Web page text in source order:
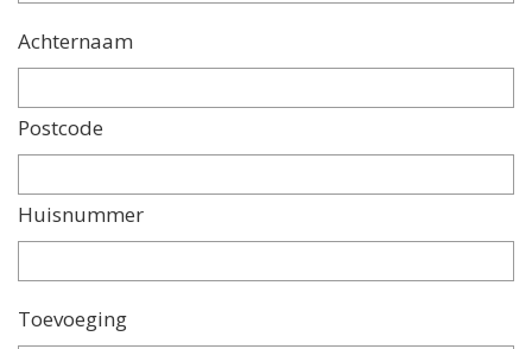
Achternaam
Postcode
Huisnummer
Toevoeging